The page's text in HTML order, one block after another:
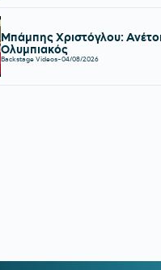
Μπάμπης Χριστόγλου:
Ολυμπιακός
Backstage Videos-04/08/2026